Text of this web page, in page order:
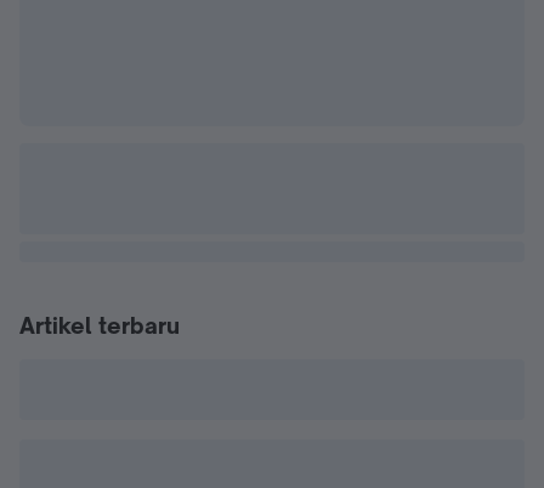
Artikel terbaru